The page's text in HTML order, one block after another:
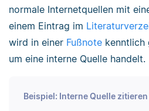
normale Internetquellen mit
einem Eintrag im
wird in einer Fußnote kenntlich
um eine interne Quelle handelt.
Beispiel: Interne Quelle zitieren